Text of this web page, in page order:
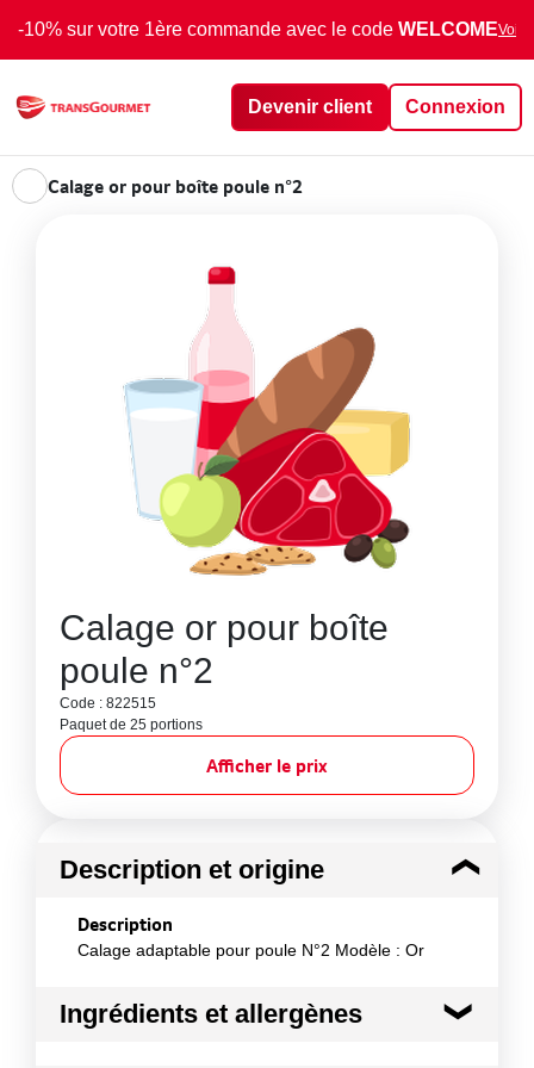
-10% sur votre 1ère commande avec le code WELCOMEVoir
Devenir client Connexion
Calage or pour boîte poule n°2
Calage or pour boîte
poule n°2
Code : 822515
Paquet de 25 portions
Afficher le prix
Description et origine
Description
Calage adaptable pour poule N°2 Modèle : Or
Ingrédients et allergènes